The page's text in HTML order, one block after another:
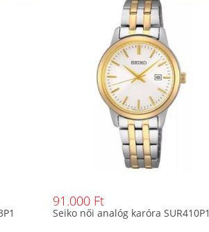
91.000 Ft
Seiko női analóg karóra SUR410P1